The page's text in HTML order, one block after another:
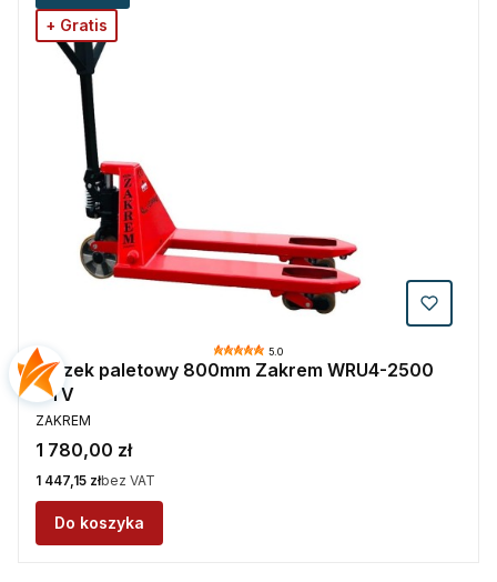
+ Gratis
5.0
Wózek paletowy 800mm Zakrem WRU4-2500
VTV
PRODUCENT
ZAKREM
Cena
1 780,00 zł
Cena
1 447,15 złbez VAT
Do koszyka